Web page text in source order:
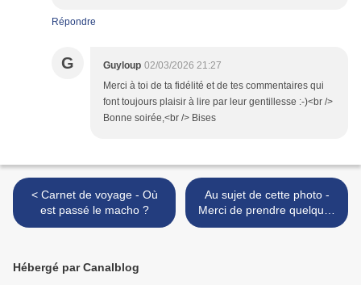
Répondre
G Guyloup 02/03/2026 21:27
Merci à toi de ta fidélité et de tes commentaires qui
font toujours plaisir à lire par leur gentillesse :-)<br />
Bonne soirée,<br /> Bises
< Carnet de voyage - Où
est passé le macho ?
Au sujet de cette photo -
Merci de prendre quelques
secondes pour lire ceci >
Hébergé par Canalblog